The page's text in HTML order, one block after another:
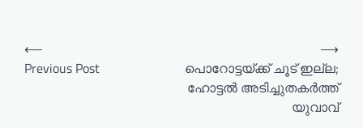
⟵
Previous Post
പൊറോട്ടയ്ക്ക് ചൂട് ഇല്ല;
ഹോട്ടൽ അടിച്ചുതകർത്ത്
യുവാവ്
⟶